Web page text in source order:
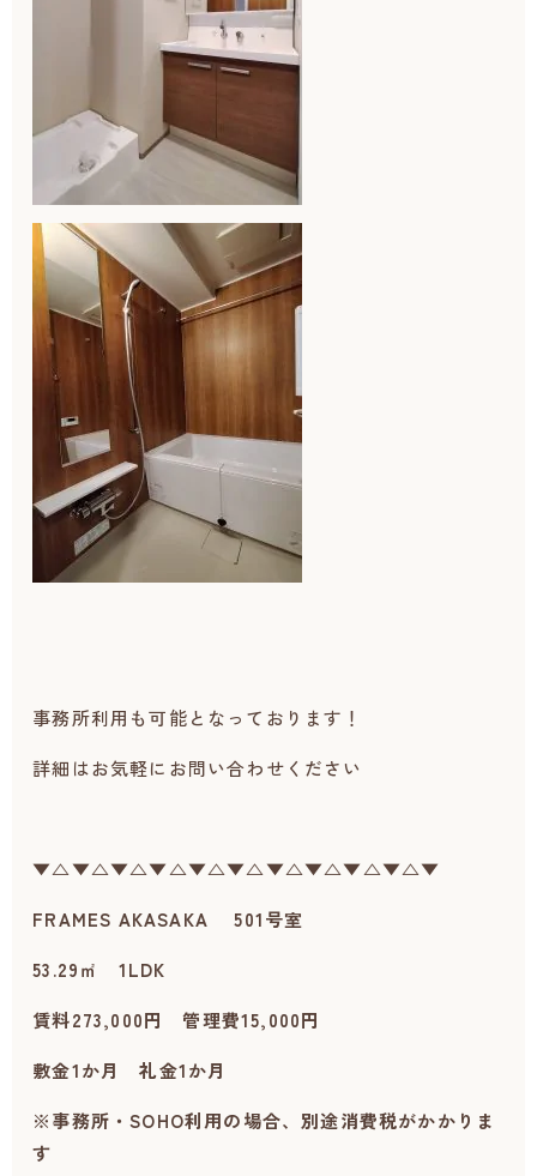
事務所利用も可能となっております！
詳細はお気軽にお問い合わせください
▼△▼△▼△▼△▼△▼△▼△▼△▼△▼△▼
FRAMES AKASAKA 501号室
53.29㎡ 1LDK
賃料273,000円 管理費15,000円
敷金1か月 礼金1か月
※事務所・SOHO利用の場合、別途消費税がかかりま
す